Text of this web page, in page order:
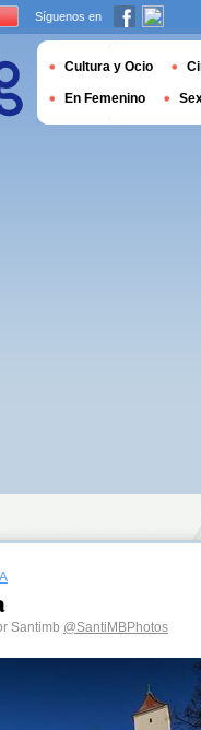
Santimb @SantiMBPhotos
Síguenos en
Cultura y Ocio
En Femenino